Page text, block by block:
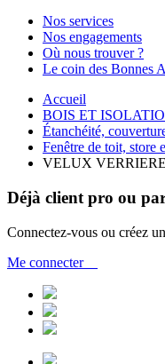
Nos services
Nos engagements
Où nous trouver ?
Le coin des Bonnes
Accueil
BOIS ET
Étanchéité,
Fenêtre de toit, store
VELUX
Déjà client pro ou
Connectez-vous ou créez
Me connecter